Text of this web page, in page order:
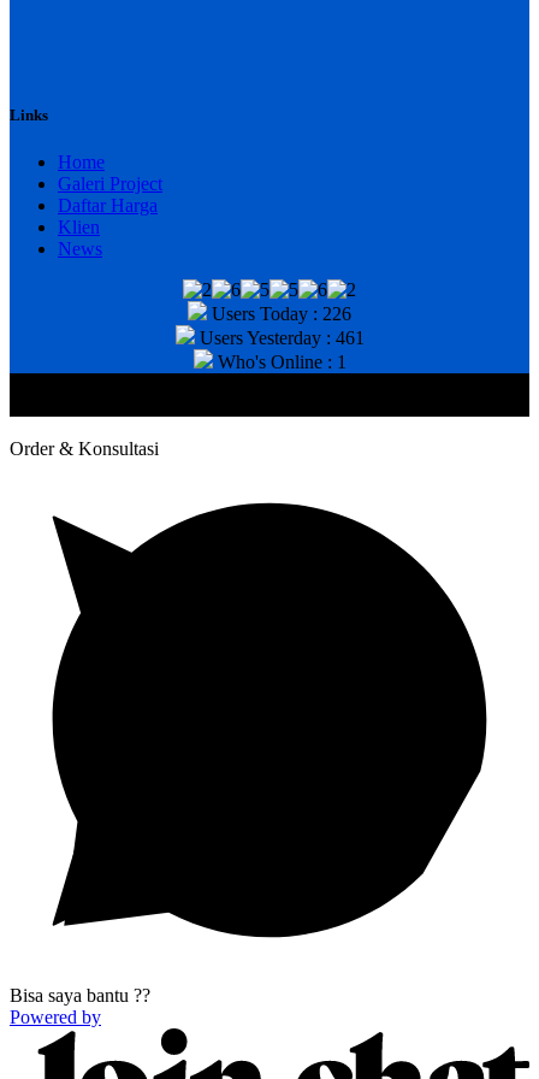
Links
Home
Galeri Project
Daftar Harga
Klien
News
Users Today : 226
Users Yesterday : 461
Who's Online : 1
Order & Konsultasi
Bisa saya bantu ??
Powered by